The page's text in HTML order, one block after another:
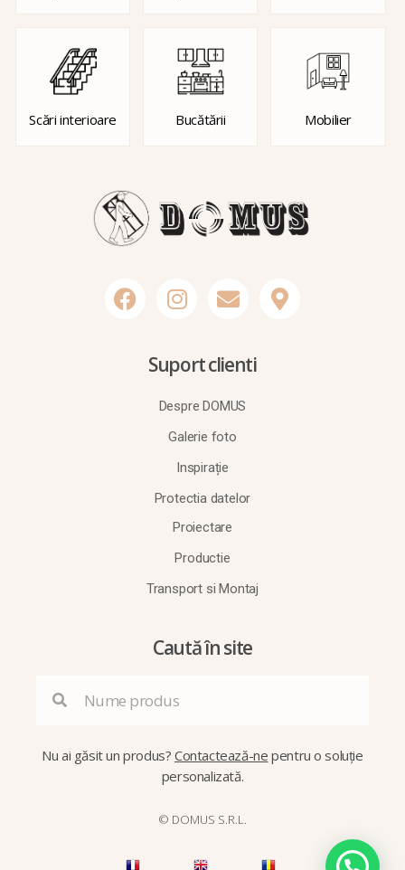
Scări interioare Bucătării Mobilier
Suport clienti
Despre DOMUS
Galerie foto
Inspirație
Protectia datelor
Proiectare
Productie
Transport si Montaj
Caută în site
Nu ai găsit un produs?Contactează-ne pentru o soluție
personalizată.
© DOMUS S.R.L.